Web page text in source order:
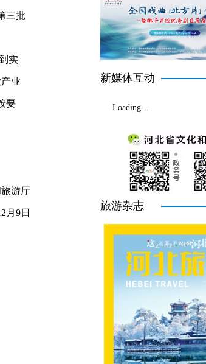
三批
实
业
要
游厅
月9日
新媒体互动
Loading...
旅游杂志